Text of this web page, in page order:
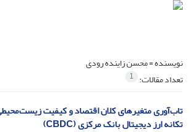
نویسنده =محسن زاینده رودی
تعداد مقالات: 1
تاب‌آوری متغیرهای کلان اقتصاد و کیفیت
تکانه ارز دیجیتال بانک مرکزی (CBDC)